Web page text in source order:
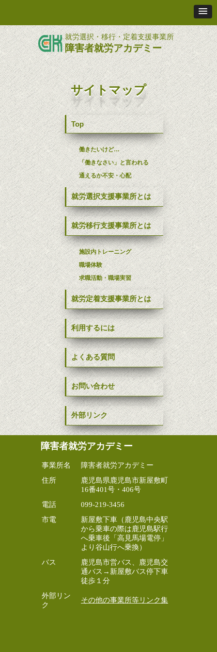
就労選択・移行・定着支援事業所
障害者就労アカデミー
サイトマップ
Top
働きたいけど…
「働きなさい」と言われる
通えるか不安・心配
就労選択支援事業所とは
就労移行支援事業所とは
施設内トレーニング
職場体験
求職活動・職場実習
就労定着支援事業所とは
利用するには
よくある質問
お問い合わせ
外部リンク
障害者就労アカデミー
事業所名
障害者就労アカデミー
住所
鹿児島県鹿児島市新屋敷町
16番401号・406号
電話
099-219-3456
市電
新屋敷下車（鹿児島中央駅
から乗車の際は鹿児島駅行
へ乗車後「高見馬場電停」
より谷山行へ乗換）
バス
鹿児島市営バス、鹿児島交
通バス→新屋敷バス停下車
徒歩１分
外部リン
ク
その他の事業所等リンク集